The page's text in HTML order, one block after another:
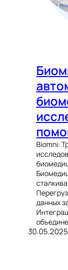
Biomni:
данных
30.05.2025